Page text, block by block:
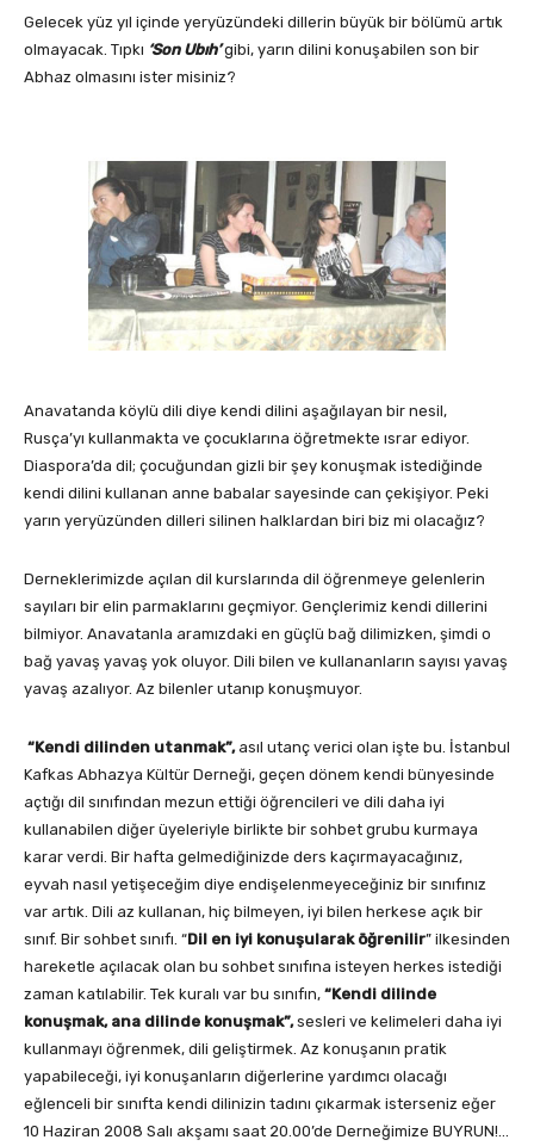
Gelecek yüz yıl içinde yeryüzündeki dillerin büyük bir bölümü artık
olmayacak. Tıpkı ‘Son Ubıh’gibi, yarın dilini konuşabilen son bir
Abhaz olmasını ister misiniz?
Anavatanda köylü dili diye kendi dilini aşağılayan bir nesil,
Rusça’yı kullanmakta ve çocuklarına öğretmekte ısrar ediyor.
Diaspora’da dil; çocuğundan gizli bir şey konuşmak istediğinde
kendi dilini kullanan anne babalar sayesinde can çekişiyor. Peki
yarın yeryüzünden dilleri silinen halklardan biri biz mi olacağız?
Derneklerimizde açılan dil kurslarında dil öğrenmeye gelenlerin
sayıları bir elin parmaklarını geçmiyor. Gençlerimiz kendi dillerini
bilmiyor. Anavatanla aramızdaki en güçlü bağ dilimizken, şimdi o
bağ yavaş yavaş yok oluyor. Dili bilen ve kullananların sayısı yavaş
yavaş azalıyor. Az bilenler utanıp konuşmuyor.
“Kendi dilinden utanmak”,asıl utanç verici olan işte bu. İstanbul
Kafkas Abhazya Kültür Derneği, geçen dönem kendi bünyesinde
açtığı dil sınıfından mezun ettiği öğrencileri ve dili daha iyi
kullanabilen diğer üyeleriyle birlikte bir sohbet grubu kurmaya
karar verdi. Bir hafta gelmediğinizde ders kaçırmayacağınız,
eyvah nasıl yetişeceğim diye endişelenmeyeceğiniz bir sınıfınız
var artık. Dili az kullanan, hiç bilmeyen, iyi bilen herkese açık bir
sınıf. Bir sohbet sınıfı. “Dil en iyi konuşularak öğrenilir” ilkesinden
hareketle açılacak olan bu sohbet sınıfına isteyen herkes istediği
zaman katılabilir. Tek kuralı var bu sınıfın, “Kendi dilinde
konuşmak, ana dilinde konuşmak”,sesleri ve kelimeleri daha iyi
kullanmayı öğrenmek, dili geliştirmek. Az konuşanın pratik
yapabileceği, iyi konuşanların diğerlerine yardımcı olacağı
eğlenceli bir sınıfta kendi dilinizin tadını çıkarmak isterseniz eğer
10 Haziran 2008 Salı akşamı saat 20.00’de Derneğimize BUYRUN!…